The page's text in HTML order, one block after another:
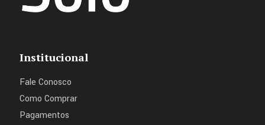
Institucional
Fale Conosco
Como Comprar
Pagamentos